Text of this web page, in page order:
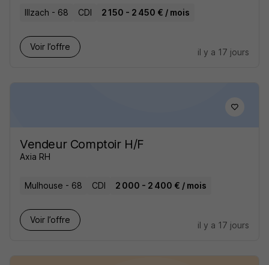
Illzach - 68 CDI 2 150 - 2 450 € / mois
Voir l’offre
il y a 17 jours
Vendeur Comptoir H/F
Axia RH
Mulhouse - 68 CDI 2 000 - 2 400 € / mois
Voir l’offre
il y a 17 jours